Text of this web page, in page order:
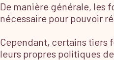
De manière générale, les
nécessaire pour pouvoir
Cependant, certains tiers
leurs propres politiques